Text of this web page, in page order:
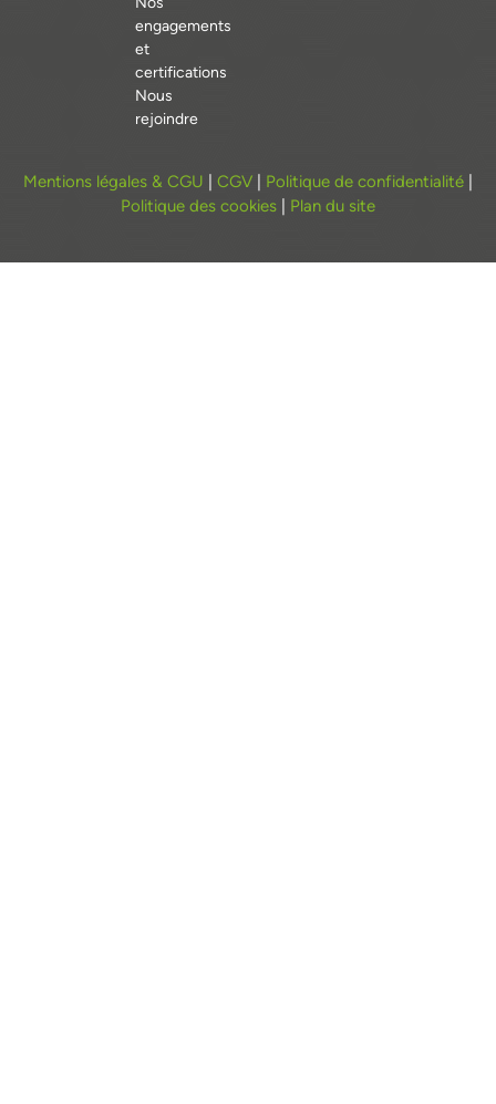
engagements
et
certifications
Nous
rejoindre
Mentions légales & CGU CGV Politique de confidentialité
Politique des cookies
Plan du site